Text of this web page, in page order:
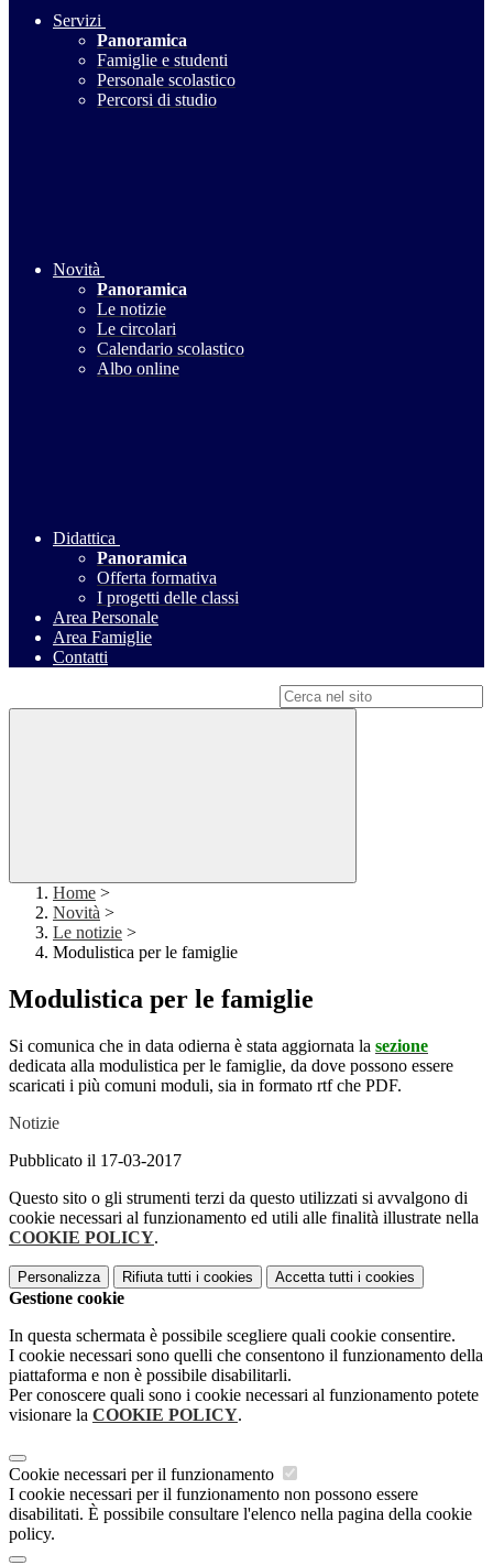
Servizi
Panoramica
Famiglie e studenti
Personale scolastico
Percorsi di studio
Novità
Panoramica
Le notizie
Le circolari
Calendario scolastico
Albo online
Didattica
Panoramica
Offerta formativa
I progetti delle classi
Area Personale
Area Famiglie
Contatti
Home >
Novità >
Le notizie >
Modulistica per le famiglie
Modulistica per le famiglie
Si comunica che in data odierna è stata aggiornata la sezione
dedicata alla modulistica per le famiglie, da dove possono essere
scaricati i più comuni moduli, sia in formato rtf che PDF.
Notizie
Pubblicato il 17-03-2017
Questo sito o gli strumenti terzi da questo utilizzati si avvalgono di
cookie necessari al funzionamento ed utili alle finalità illustrate nella
COOKIE POLICY.
Personalizza Rifiuta tutti i cookies Accetta tutti i cookies
Gestione cookie
In questa schermata è possibile scegliere quali cookie consentire.
I cookie necessari sono quelli che consentono il funzionamento della
piattaforma e non è possibile disabilitarli.
Per conoscere quali sono i cookie necessari al funzionamento potete
visionare la COOKIE POLICY.
Cookie necessari per il funzionamento
I cookie necessari per il funzionamento non possono essere
disabilitati. È possibile consultare l'elenco nella pagina della cookie
policy.